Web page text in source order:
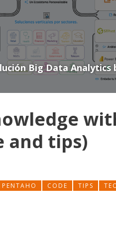
Big Data Analytics
and tips)
PENTAHO CODE TIPS